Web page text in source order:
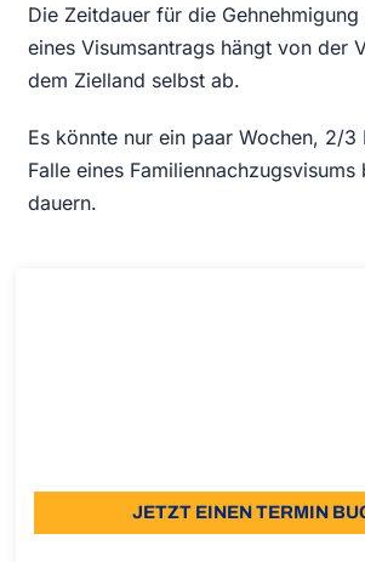
Die Zeitdauer für die
eines Visumsantrags hängt von der
dem Zielland selbst ab.
Es könnte nur ein paar Wochen, 2/3
Falle eines
dauern.
JETZT EINEN TERMIN